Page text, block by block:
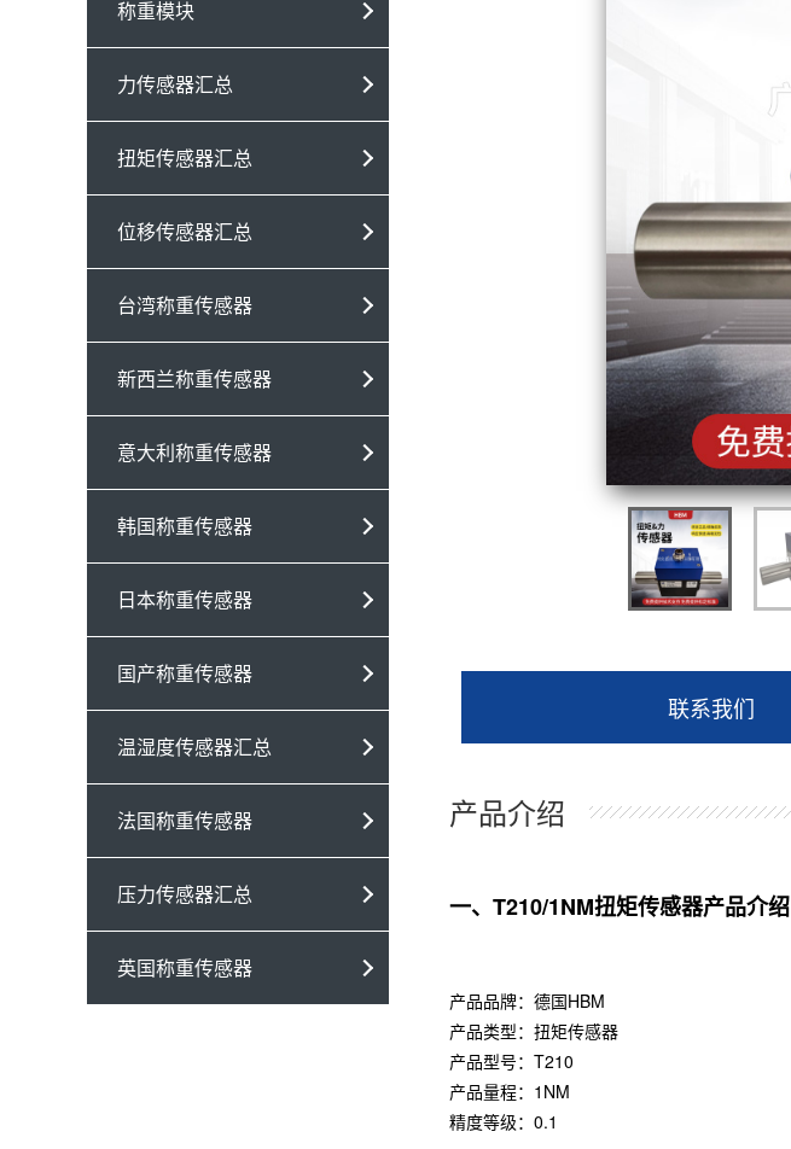
称重模块
力传感器汇总
扭矩传感器汇总
位移传感器汇总
台湾称重传感器
新西兰称重传感器
意大利称重传感器
韩国称重传感器
日本称重传感器
国产称重传感器
温湿度传感器汇总
法国称重传感器
压力传感器汇总
英国称重传感器
联系我们
产品介绍
一、T210/1NM扭矩传感器产品介绍
产品品牌： 德国HBM
产品类型：扭矩传感器
产品型号：T210
产品量程：1NM
精度等级：0.1